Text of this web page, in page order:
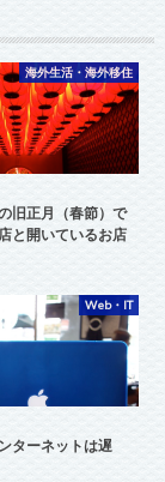
海外生活・海外移住
旧正月（春節）で
と開いているお店
Web・IT
ターネットは遅